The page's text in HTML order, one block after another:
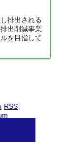
排出される
出削減事業
を目指して
RSS